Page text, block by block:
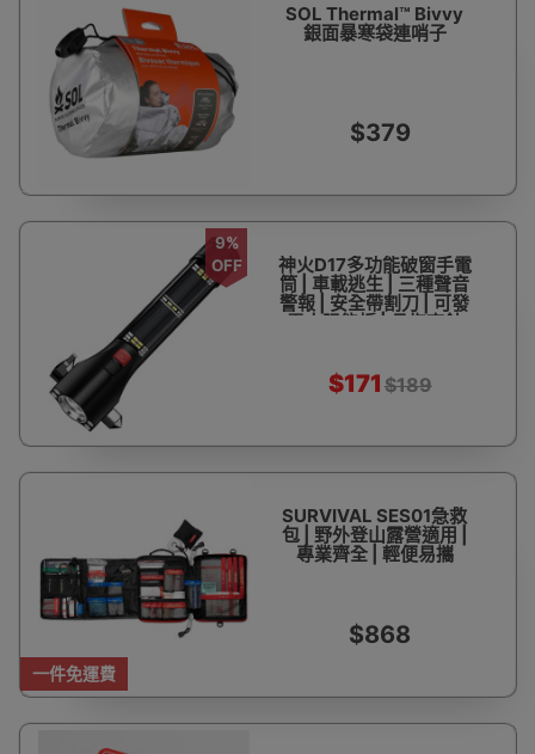
SOL Thermal™ Bivvy
銀面暴寒袋連哨子
$379
9%
OFF
神火D17多功能破窗手電
筒 | 車載逃生 | 三種聲音
警報 | 安全帶割刀 | 可發
電太陽能板 | 具指南針
$171 $189
一件免運費
SURVIVAL SES01急救
包 | 野外登山露營適用 |
專業齊全 | 輕便易攜
$868